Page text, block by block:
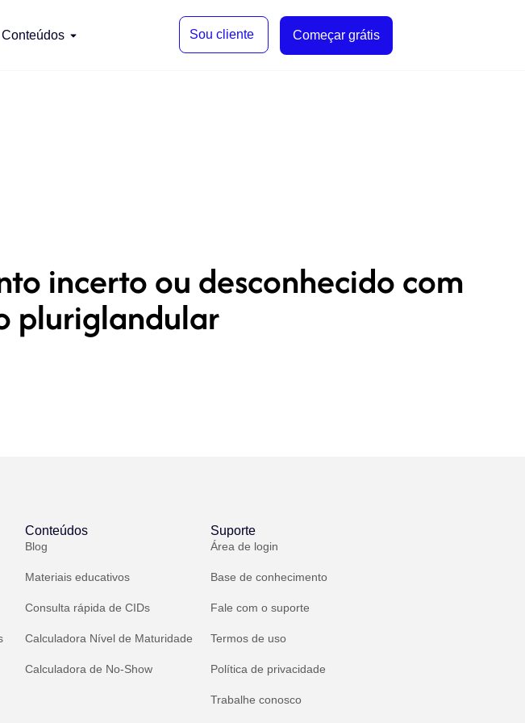
Conteúdos Sou cliente Começar grátis
incerto ou desconhecido com
pluriglandular
Conteúdos
Blog
Materiais educativos
Consulta rápida de CIDs
Calculadora Nível de Maturidade
Calculadora de No-Show
Suporte
Área de login
Base de conhecimento
Fale com o suporte
Termos de uso
Política de privacidade
Trabalhe conosco